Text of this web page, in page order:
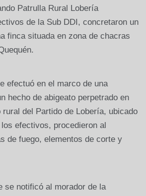
Patrulla Rural Lobería
de la Sub DDI, concretaron un
finca situada en zona de chacras
efectuó en el marco de una
hecho de abigeato perpetrado en
rural del Partido de Lobería, ubicado
efectivos, procedieron al
de fuego, elementos de corte y
se notificó al morador de la